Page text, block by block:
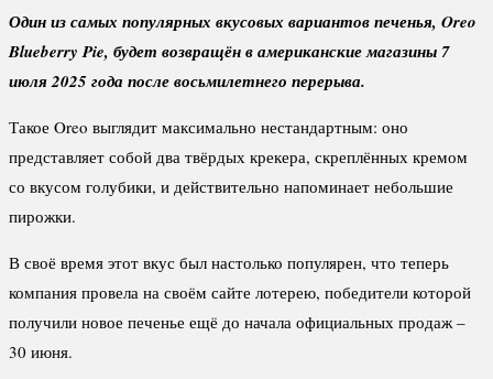
Один из самых популярных вкусовых вариантов печенья, Oreo
BlueberryPie, будет возвращён в американские магазины 7
июля 2025 года после восьмилетнего перерыва.
Такое Oreo выглядит максимально нестандартным: оно
представляет собой два твёрдых крекера, скреплённых кремом
со вкусом голубики, и действительно напоминает небольшие
пирожки.
В своё время этот вкус был настолько популярен, что теперь
компания провела на своём сайте лотерею, победители которой
получили новое печенье ещё до начала официальных продаж –
30 июня.